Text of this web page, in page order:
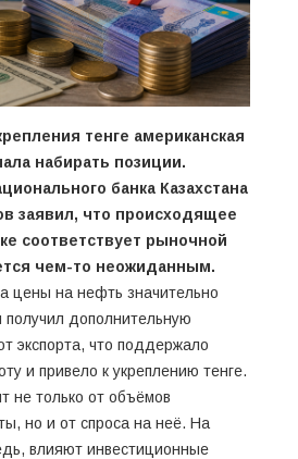
тенге американская
набирать позиции.
банка Казахстана
заявил, что происходящее
соответствует рыночной
чем-то неожиданным.
цены на нефть значительно
получил дополнительную
экспорта, что поддержало
и привело к укреплению тенге.
не только от объёмов
но и от спроса на неё. На
влияют инвестиционные